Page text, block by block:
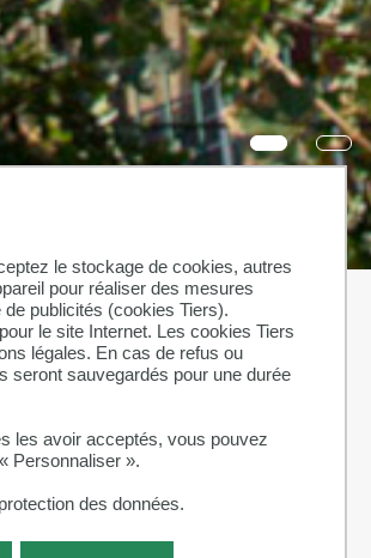
le stockage de cookies, autres
pour réaliser des mesures
publicités (cookies Tiers).
le site Internet. Les cookies Tiers
légales. En cas de refus ou
seront sauvegardés pour une durée
les avoir acceptés, vous pouvez
Personnaliser ».
des données.